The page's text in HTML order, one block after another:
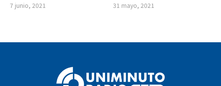
7 junio, 2021 31 mayo, 2021